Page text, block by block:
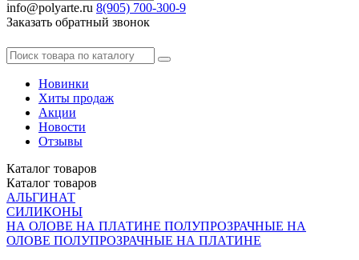
info@polyarte.ru 8(905) 700-300-9
Заказать обратный звонок
Новинки
Хиты продаж
Акции
Новости
Отзывы
Каталог товаров
Каталог товаров
АЛЬГИНАТ
СИЛИКОНЫ
НА ОЛОВЕ НА ПЛАТИНЕ ПОЛУПРОЗРАЧНЫЕ НА
ОЛОВЕ ПОЛУПРОЗРАЧНЫЕ НА ПЛАТИНЕ